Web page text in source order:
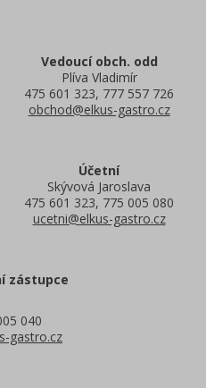
Vedoucí obch. odd
Plíva Vladimír
475 601 323, 777 557 726
obchod@elkus-gastro.cz
Účetní
Skývová Jaroslava
475 601 323, 775 005 080
ucetni@elkus-gastro.cz
zástupce
040
gastro.cz